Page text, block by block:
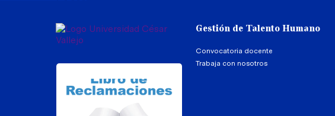
Gestión de Talento Humano
Convocatoria docente
Trabaja con nosotros